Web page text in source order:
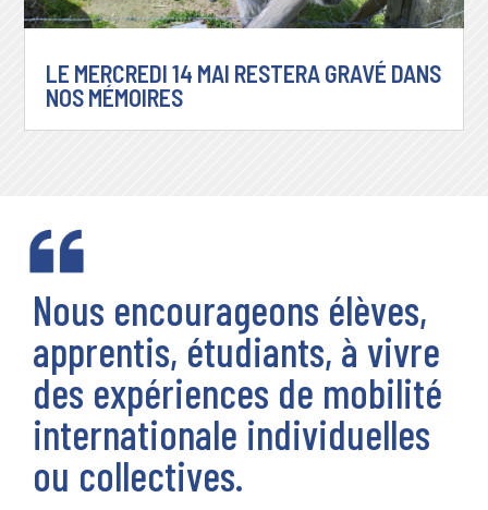
LE MERCREDI 14 MAI RESTERA GRAVÉ DANS
NOS MÉMOIRES
Nous encourageons élèves,
apprentis, étudiants, à vivre
des expériences de mobilité
internationale individuelles
ou collectives.